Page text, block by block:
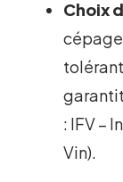
Choix
: IFV –
Vin).